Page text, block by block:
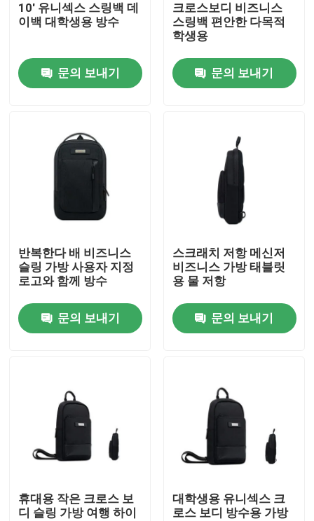
우리 에 관한 것
공장 투어
품질 관리
노트북 가방
엄무용 노트북 가방
10' 유니섹스 스링백 데
이백 대학생용 방수
문의 보내기
크로스보디 비즈니스
스링백 편안한 다목적
학생용
문의 보내기
반복한다 배 비즈니스
슬링 가방 사용자 지정
로고와 함께 방수
문의 보내기
스크래치 저항 메신저
비즈니스 가방 태블릿
용 물 저항
문의 보내기
휴대용 작은 크로스 보
디 슬링 가방 여행 하이
대학생용 유니섹스 크
로스 보디 방수용 가방